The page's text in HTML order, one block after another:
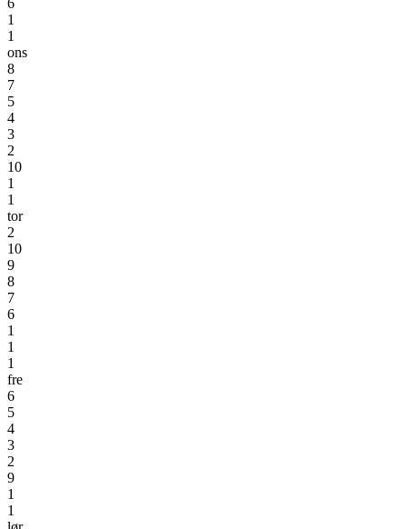
6
1
1
ons
8
7
5
4
3
2
10
1
1
tor
2
10
9
8
7
6
1
1
1
fre
6
5
4
3
2
9
1
1